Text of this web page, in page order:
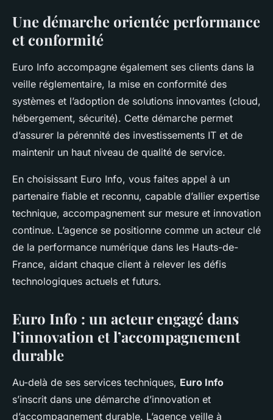
Une démarche orientée performance
et conformité
Euro Info accompagne également ses clients dans la
veille réglementaire, la mise en conformité des
systèmes et l’adoption de solutions innovantes (cloud,
hébergement, sécurité). Cette démarche permet
d’assurer la pérennité des investissements IT et de
maintenir un haut niveau de qualité de service.
En choisissant Euro Info, vous faites appel à un
partenaire fiable et reconnu, capable d’allier expertise
technique, accompagnement sur mesure et innovation
continue. L’agence se positionne comme un acteur clé
de la performance numérique dans les Hauts-de-
France, aidant chaque client à relever les défis
technologiques actuels et futurs.
Euro Info : un acteur engagé dans
l’innovation et l’accompagnement
durable
Au-delà de ses services techniques, Euro Info
s’inscrit dans une démarche d’innovation et
d’accompagnement durable. L’agence veille à